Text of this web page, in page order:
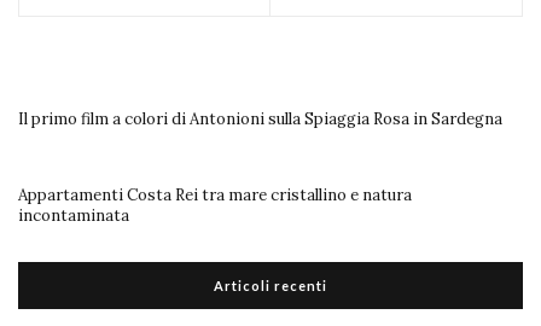
Il primo film a colori di Antonioni sulla Spiaggia Rosa in Sardegna
Appartamenti Costa Rei tra mare cristallino e natura
incontaminata
Articoli recenti